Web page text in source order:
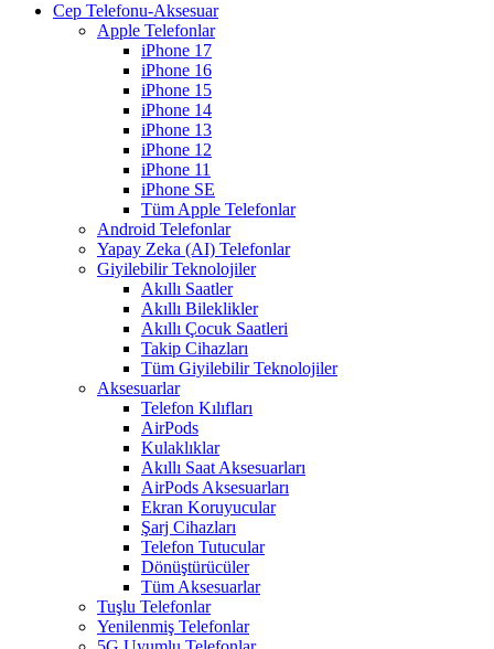
Cep Telefonu-Aksesuar
Apple Telefonlar
iPhone 17
iPhone 16
iPhone 15
iPhone 14
iPhone 13
iPhone 12
iPhone 11
iPhone SE
Tüm Apple Telefonlar
Android Telefonlar
Yapay Zeka (AI) Telefonlar
Giyilebilir Teknolojiler
Akıllı Saatler
Akıllı Bileklikler
Akıllı Çocuk Saatleri
Takip Cihazları
Tüm Giyilebilir Teknolojiler
Aksesuarlar
Telefon Kılıfları
AirPods
Kulaklıklar
Akıllı Saat Aksesuarları
AirPods Aksesuarları
Ekran Koruyucular
Şarj Cihazları
Telefon Tutucular
Dönüştürücüler
Tüm Aksesuarlar
Tuşlu Telefonlar
Yenilenmiş Telefonlar